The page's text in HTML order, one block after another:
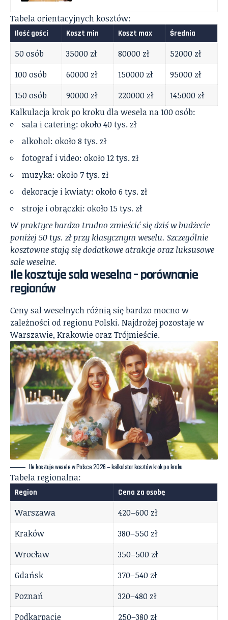
Tabela orientacyjnych kosztów:
Ilość gości Koszt min Koszt max Średnia
50 osób 35000 zł 80000 zł
52000 zł
100 osób
60000 zł 150000 zł
95000 zł
150 osób
90000 zł 220000 zł
145000 zł
Kalkulacja krok po kroku dla wesela na 100 osób:
sala i catering: około 40 tys. zł
alkohol: około 8 tys. zł
fotograf i video: około 12 tys. zł
muzyka: około 7 tys. zł
dekoracje i kwiaty: około 6 tys. zł
stroje i obrączki: około 15 tys. zł
W praktyce bardzo trudno zmieścić się dziś w budżecie
poniżej 50 tys. zł przy klasycznym weselu. Szczególnie
kosztowne stają się dodatkowe atrakcje oraz luksusowe
sale weselne.
Ile kosztuje sala weselna – porównanie
regionów
Ceny sal weselnych różnią się bardzo mocno w
zależności od regionu Polski. Najdrożej pozostaje w
Warszawie, Krakowie oraz Trójmieście.
Ile kosztuje wesele w Polsce 2026 – kalkulator kosztów krok po kroku
Tabela regionalna:
Region Cena za osobę
Warszawa
420–600 zł
Kraków
380–550 zł
Wrocław
350–500 zł
Gdańsk
370–540 zł
Poznań
320–480 zł
Podkarpacie
250–380 zł